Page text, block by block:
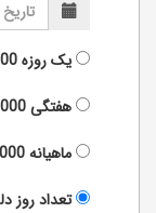
یک روزه
هفتگی
ماهیانه
تعداد روز